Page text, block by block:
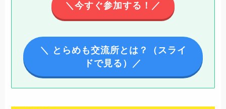
＼今すぐ参加する！／
＼ とらめも交流所とは？（スライ
ドで見る）／